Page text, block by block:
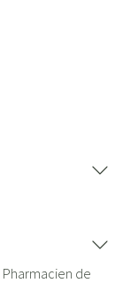
Pharmacien de